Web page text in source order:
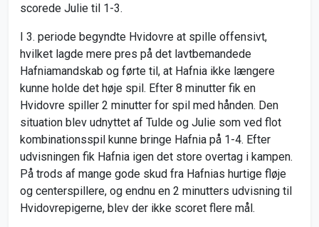
scorede Julie til 1-3.
I 3. periode begyndte Hvidovre at spille offensivt,
hvilket lagde mere pres på det lavtbemandede
Hafniamandskab og førte til, at Hafnia ikke længere
kunne holde det høje spil. Efter 8 minutter fik en
Hvidovre spiller 2 minutter for spil med hånden. Den
situation blev udnyttet af Tulde og Julie som ved flot
kombinationsspil kunne bringe Hafnia på 1-4. Efter
udvisningen fik Hafnia igen det store overtag i kampen.
På trods af mange gode skud fra Hafnias hurtige fløje
og centerspillere, og endnu en 2 minutters udvisning til
Hvidovrepigerne, blev der ikke scoret flere mål.